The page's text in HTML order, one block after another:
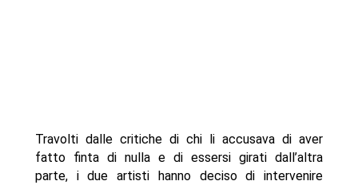
Travolti dalle critiche di chi li accusava di aver
fatto finta di nulla e di essersi girati dall’altra
parte, i due artisti hanno deciso di intervenire